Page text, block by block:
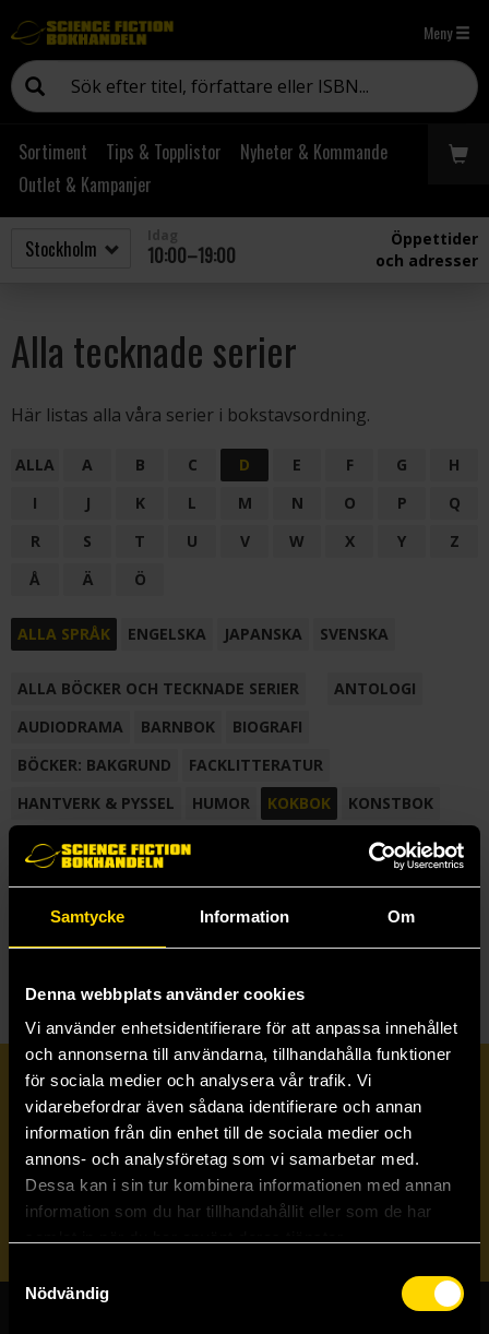
Samtycke Information Om
Denna webbplats använder cookies
Vi använder enhetsidentifierare för att anpassa innehållet
och annonserna till användarna, tillhandahålla funktioner
för sociala medier och analysera vår trafik. Vi
vidarebefordrar även sådana identifierare och annan
information från din enhet till de sociala medier och
annons- och analysföretag som vi samarbetar med.
Dessa kan i sin tur kombinera informationen med annan
information som du har tillhandahållit eller som de har
Nödvändig
Meny
Sortiment Tips & Topplistor
Nyheter & Kommande
Outlet & Kampanjer
10:00–19:00
Öppettider
och adresser
Alla tecknade serier
Här listas alla våra serier i bokstavsordning.
ALLA A B C D E F G
H
I
J K L M N O P
Q
R
S T U V W X Y
Z
Å
Ä Ö
ALLA SPRÅK ENGELSKA JAPANSKA SVENSKA
ALLA BÖCKER OCH TECKNADE SERIER
ANTOLOGI
AUDIODRAMA
BARNBOK
BIOGRAFI
BÖCKER: BAKGRUND
FACKLITTERATUR
HANTVERK & PYSSEL
HUMOR KOKBOK
KONSTBOK
KORTROMAN
LÄROBOK
NOVELL
SAMLINGSVOLYM
TECKNA & MÅLA TECKNAD SERIE
Prenumerera på vårt nyhetsbrev
Veckobrevet
Skicka